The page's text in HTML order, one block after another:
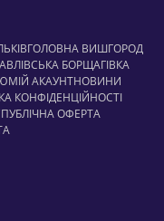
ГОЛОВНА ВИШГОРОД
БОРЩАГІВКА
МІЙ АКАУНТНОВИНИ
КОНФІДЕНЦІЙНОСТІ
ПУБЛІЧНА ОФЕРТА